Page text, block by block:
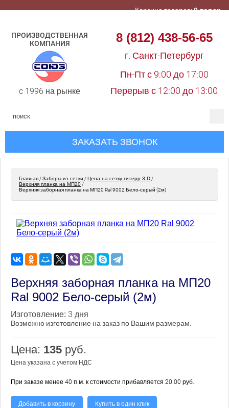
ПРОИЗВОДСТВЕННАЯ
КОМПАНИЯ
c 1996 на рынке
8 (812) 438-56-65
г. Санкт-Петербург
Пн-Пт с 9:00 до 17:00
Перерыв с 12:00 до 13:00
Корзина товаров:0 товар
ЗАКАЗАТЬ ЗВОНОК
Главная /Заборы из сетки /Цена на сетку гитерр 3 D /
Верхняя планка на МП20 /
Верхняя заборная планка на МП20 Ral 9002 Бело-серый (2м)
Верхняя заборная планка на МП20
Ral 9002 Бело-серый (2м)
Изготовление: 3 дня
Возможно изготовление на заказ по Вашим размерам.
Цена: 135 руб.
Цена указана с учетом НДС
При заказе менее 40 п.м. к стоимости прибавляется 20.00 руб.
Добавить в корзину Купить в один клик